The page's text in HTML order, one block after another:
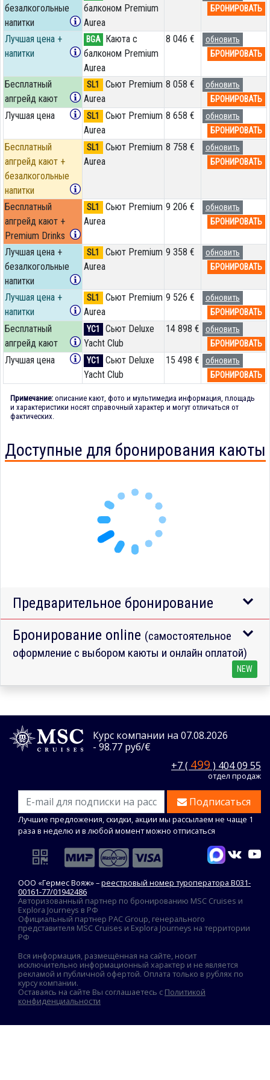
безалкогольные
напитки
балконом Premium
Aurea
БРОНИРОВАТЬ
Лучшая цена +
напитки
BGA Каюта с
балконом Premium
Aurea
8 046 €
обновить
БРОНИРОВАТЬ
Бесплатный
апгрейд кают
SL1
Сьют Premium
Aurea
8 058 €
обновить
БРОНИРОВАТЬ
Лучшая цена SL1
Сьют Premium
Aurea
8 658 €
обновить
БРОНИРОВАТЬ
Бесплатный
апгрейд кают +
безалкогольные
напитки
SL1
Сьют Premium
Aurea
8 758 €
обновить
БРОНИРОВАТЬ
Бесплатный
апгрейд кают +
Premium Drinks
SL1
Сьют Premium
Aurea
9 206 €
обновить
БРОНИРОВАТЬ
Лучшая цена +
безалкогольные
напитки
SL1
Сьют Premium
Aurea
9 358 €
обновить
БРОНИРОВАТЬ
Лучшая цена +
напитки
SL1
Сьют Premium
Aurea
9 526 €
обновить
БРОНИРОВАТЬ
Бесплатный
апгрейд кают
YC1
Сьют Deluxe
Yacht Club
14 898 €
обновить
БРОНИРОВАТЬ
Лучшая цена YC1
Сьют Deluxe
Yacht Club
15 498 €
обновить
БРОНИРОВАТЬ
Примечание: описание кают, фото и мультимедиа информация, площадь
и характеристики носят справочный характер и могут отличаться от
фактических.
Доступные для бронирования каюты
Предварительное бронирование
Бронирование online (самостоятельное
оформление с выбором каюты и онлайн оплатой)
NEW
Курс компании на 07.08.2026
- 98.77 руб/€
+7 ( 499 ) 404 09 55
отдел продаж
Подписаться
Лучшие предложения, скидки, акции мы рассылаем не чаще 1
раза в неделю и в любой момент можно отписаться
ООО «Гермес Вояж» –реестровый номер туроператора В031-
00161-77/01942486
Авторизованный партнер по бронированию MSC Cruises и
Explora Journeys в РФ
Официальный партнер PAC Group, генерального
представителя MSC Cruises и Explora Journeys на территории
РФ
Вся информация, размещённая на сайте, носит
исключительно информационный характер и не является
рекламой и публичной офертой. Оплата только в рублях по
курсу компании.
Оставаясь на сайте Вы соглашаетесь с Политикой
конфиденциальности